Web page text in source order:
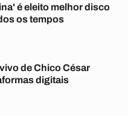
é eleito melhor disco
os tempos
de Chico César
digitais